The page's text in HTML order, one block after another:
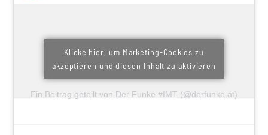
Ein Beitrag geteilt von Der Funke #IMT (@derfunke.at)
Klicke hier, um Marketing-Cookies zu
akzeptieren und diesen Inhalt zu aktivieren